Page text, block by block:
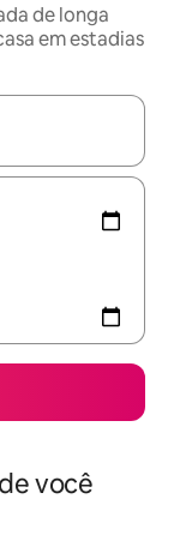
de longa
em estadias
explore-os
você